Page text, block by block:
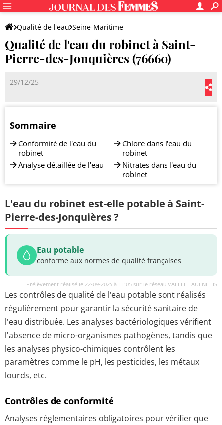
Qualité de l'eau Seine-Maritime
Saint-Pierre-des-Jonquières
Qualité de l'eau du robinet à Saint-
Pierre-des-Jonquières (76660)
29/12/25
Sommaire
Conformité de l'eau du
robinet
Analyse détaillée de l'eau
Chlore dans l'eau du
robinet
Nitrates dans l'eau du
robinet
L'eau du robinet est-elle potable à Saint-
Pierre-des-Jonquières ?
Eau potable
conforme aux normes de qualité françaises
Prélèvement réalisé le 22-09-2025 à 11:05 sur le réseau VALLEE EAULNE HS
Les contrôles de qualité de l'eau potable sont réalisés
régulièrement pour garantir la sécurité sanitaire de
l'eau distribuée. Les analyses bactériologiques vérifient
l'absence de micro-organismes pathogènes, tandis que
les analyses physico-chimiques contrôlent les
paramètres comme le pH, les pesticides, les métaux
lourds, etc.
Contrôles de conformité
Analyses réglementaires obligatoires pour vérifier que